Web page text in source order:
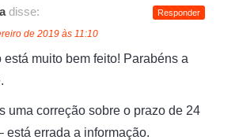
disse:
de 2019 às 11:10
está muito bem feito! Parabéns a
uma correção sobre o prazo de 24
está errada a informação.
Responder